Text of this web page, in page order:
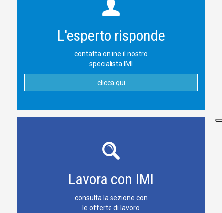
L'esperto risponde
contatta online il nostro
specialista IMI
clicca qui
Lavora con IMI
consulta la sezione con
le offerte di lavoro